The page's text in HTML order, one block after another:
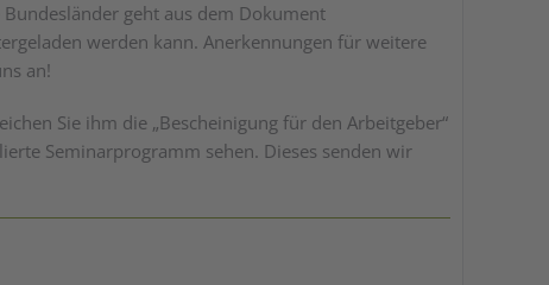
geht aus dem Dokument
werden kann. Anerkennungen für weitere
an!
Sie ihm die „Bescheinigung für den Arbeitgeber“
Seminarprogramm sehen. Dieses senden wir